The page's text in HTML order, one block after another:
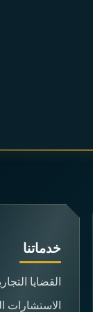
خدماتنا
القضايا
الاستشارات